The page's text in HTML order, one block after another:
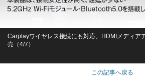
Carplayワイヤレス接続にも対応、HDMIメディア
売（4/7）
この記事へ戻る